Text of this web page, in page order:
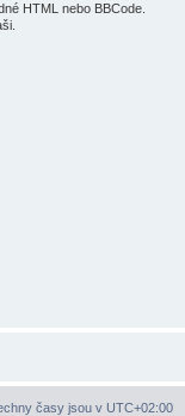
HTML nebo BBCode.
časy jsou v UTC+02:00